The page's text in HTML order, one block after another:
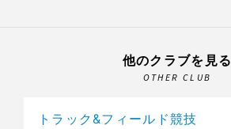
他のクラブを見る
OTHER CLUB
トラック&フィールド競技